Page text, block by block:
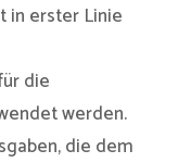
in erster Linie
die
werden.
die dem